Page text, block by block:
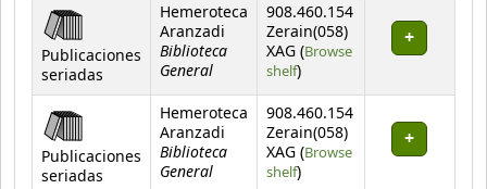
Publicaciones
seriadas
Hemeroteca
Aranzadi
Biblioteca
General
908.460.154
Zerain(058)
XAG (Browse
shelf(Opens below)
)
Publicaciones
seriadas
Hemeroteca
Aranzadi
Biblioteca
General
908.460.154
Zerain(058)
XAG (Browse
shelf(Opens below)
)